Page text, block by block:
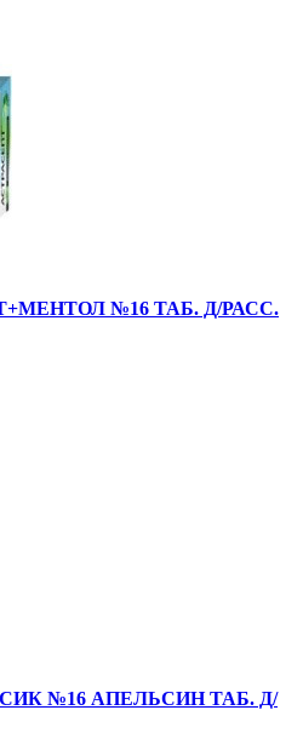
№16 ТАБ. Д/РАСС.
№16 АПЕЛЬСИН ТАБ. Д/